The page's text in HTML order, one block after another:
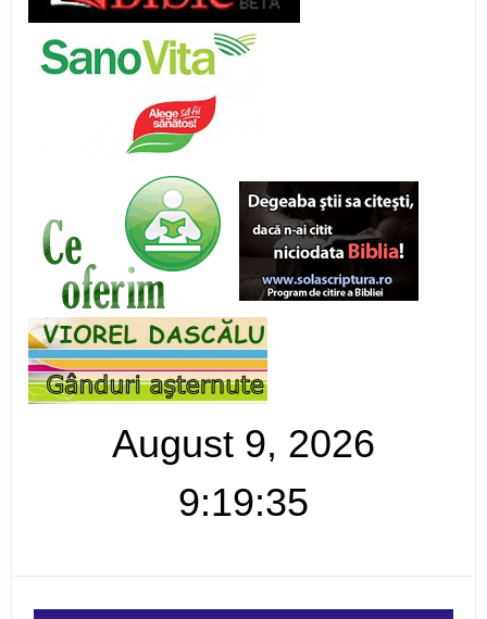
August 9, 2026
9:19:36